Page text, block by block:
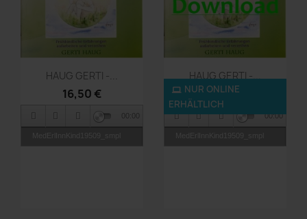
 Vorschau
HAUG GERTI -...
16,50 €
MedErlInnKind19509_smpl
00:00
 Vorschau
HAUG GERTI -...
9,90 €
NUR ONLINE
ERHÄLTLICH
MedErlInnKind19509_smpl
00:00